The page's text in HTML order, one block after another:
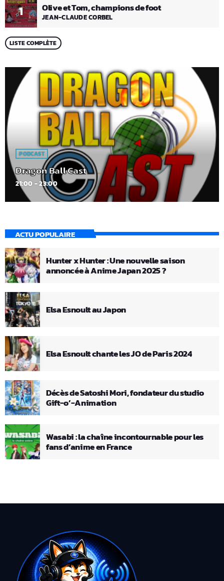
1 Olive et Tom, champions de foot
JEAN-CLAUDE CORBEL
LISTE COMPLÈTE
PODCAST
Dragon Ball Cast
21:00 - 23:00
ACTU POPULAIRE
Hunter x Hunter : Une nouvelle saison
annoncée à Anime Japan 2025 ?
Elsa Esnoult au Japon
Elsa Esnoult chante les JO de Paris 2024
Décès de Satoshi Mori, fondateur du studio
Gift-o’-Animation
Wasabi : la chaîne incontournable pour les
fans d’anime en France